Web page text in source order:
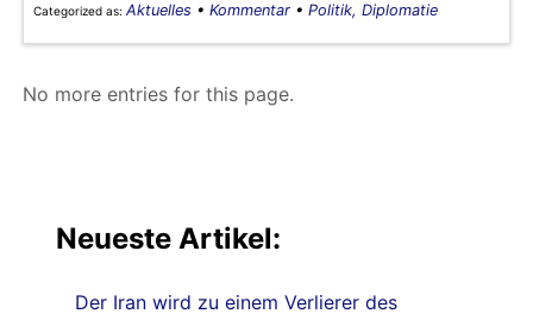
Categorized as: Aktuelles • Kommentar • Politik, Diplomatie
No more entries for this page.
Neueste Artikel:
Der Iran wird zu einem Verlierer des